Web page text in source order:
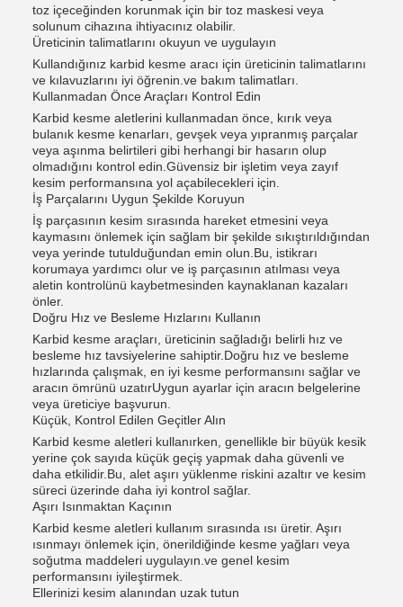
toz içeceğinden korunmak için bir toz maskesi veya
solunum cihazına ihtiyacınız olabilir.
Üreticinin talimatlarını okuyun ve uygulayın
Kullandığınız karbid kesme aracı için üreticinin talimatlarını
ve kılavuzlarını iyi öğrenin.ve bakım talimatları.
Kullanmadan Önce Araçları Kontrol Edin
Karbid kesme aletlerini kullanmadan önce, kırık veya
bulanık kesme kenarları, gevşek veya yıpranmış parçalar
veya aşınma belirtileri gibi herhangi bir hasarın olup
olmadığını kontrol edin.Güvensiz bir işletim veya zayıf
kesim performansına yol açabilecekleri için.
İş Parçalarını Uygun Şekilde Koruyun
İş parçasının kesim sırasında hareket etmesini veya
kaymasını önlemek için sağlam bir şekilde sıkıştırıldığından
veya yerinde tutulduğundan emin olun.Bu, istikrarı
korumaya yardımcı olur ve iş parçasının atılması veya
aletin kontrolünü kaybetmesinden kaynaklanan kazaları
önler.
Doğru Hız ve Besleme Hızlarını Kullanın
Karbid kesme araçları, üreticinin sağladığı belirli hız ve
besleme hız tavsiyelerine sahiptir.Doğru hız ve besleme
hızlarında çalışmak, en iyi kesme performansını sağlar ve
aracın ömrünü uzatırUygun ayarlar için aracın belgelerine
veya üreticiye başvurun.
Küçük, Kontrol Edilen Geçitler Alın
Karbid kesme aletleri kullanırken, genellikle bir büyük kesik
yerine çok sayıda küçük geçiş yapmak daha güvenli ve
daha etkilidir.Bu, alet aşırı yüklenme riskini azaltır ve kesim
süreci üzerinde daha iyi kontrol sağlar.
Aşırı Isınmaktan Kaçının
Karbid kesme aletleri kullanım sırasında ısı üretir. Aşırı
ısınmayı önlemek için, önerildiğinde kesme yağları veya
soğutma maddeleri uygulayın.ve genel kesim
performansını iyileştirmek.
Ellerinizi kesim alanından uzak tutun